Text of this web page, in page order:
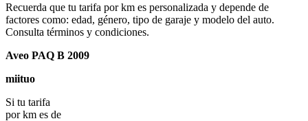
Recuerda que tu tarifa por km es personalizada y depende de
factores como: edad, género, tipo de garaje y modelo del auto.
Consulta términos y condiciones.
Aveo PAQ B 2009
miituo
Si tu tarifa
por km es de